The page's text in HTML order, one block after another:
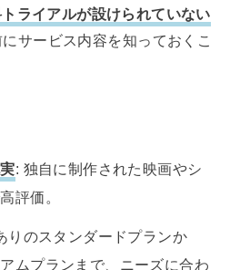
ライアルが設けられていない
サービス内容を知っておくこ
: 独自に制作された映画やシ
評価。
りのスタンダードプランか
ムプランまで、ニーズに合わ